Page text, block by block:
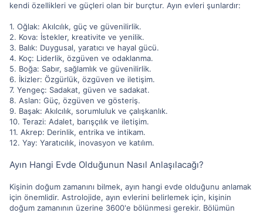
kendi özellikleri ve güçleri olan bir burçtur. Ayın evleri şunlardır:
1. Oğlak: Akılcılık, güç ve güvenilirlik.
2. Kova: İstekler, kreativite ve yenilik.
3. Balık: Duygusal, yaratıcı ve hayal gücü.
4. Koç: Liderlik, özgüven ve odaklanma.
5. Boğa: Sabır, sağlamlık ve güvenilirlik.
6. İkizler: Özgürlük, özgüven ve iletişim.
7. Yengeç: Sadakat, güven ve sadakat.
8. Aslan: Güç, özgüven ve gösteriş.
9. Başak: Akılcılık, sorumluluk ve çalışkanlık.
10. Terazi: Adalet, barışçılık ve iletişim.
11. Akrep: Derinlik, entrika ve intikam.
12. Yay: Yaratıcılık, inovasyon ve katılım.
Ayın Hangi Evde Olduğunun Nasıl Anlaşılacağı?
Kişinin doğum zamanını bilmek, ayın hangi evde olduğunu anlamak
için önemlidir. Astrolojide, ayın evlerini belirlemek için, kişinin
doğum zamanının üzerine 3600'e bölünmesi gerekir. Bölümün